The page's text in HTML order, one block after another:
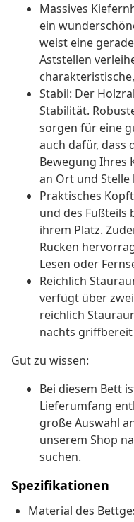
Massives
ein
weist eine
Aststellen
Stabil: Der
Stabilität.
sorgen für eine
auch dafür, dass
Bewegung Ihres
an Ort und Stelle
Praktisches
und des Fußteils
ihrem Platz.
Rücken
Lesen oder
Reichlich
verfügt über
reichlich
nachts
Gut zu wissen:
Bei diesem Bett
Lieferumfang
große Auswahl
unserem Shop
suchen.
Spezifikationen
Material des